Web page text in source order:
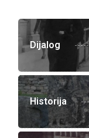
Dijalog
Historija